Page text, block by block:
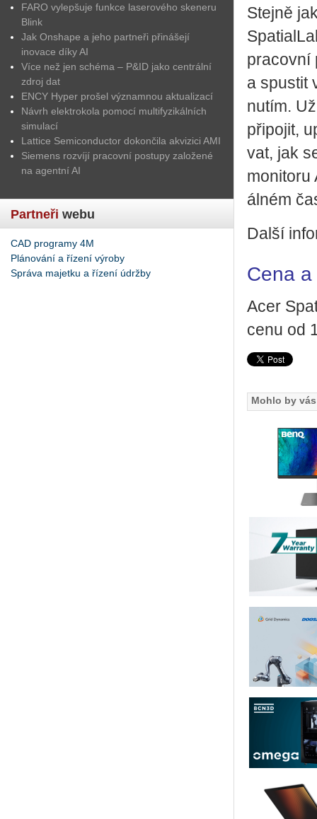
FARO vylepšuje funkce laserového skeneru
Blink
Jak Onshape a jeho partneři přinášejí
inovace díky AI
Více než jen schéma – P&ID jako centrální
zdroj dat
ENCY Hyper prošel významnou aktualizací
Návrh elektrokola pomocí multifyzikálních
simulací
Lattice Semiconductor dokončila akvizici AMI
Siemens rozvíjí pracovní postupy založené
na agentní AI
Partneři webu
CAD programy 4M
Plánování a řízení výroby
Správa majetku a řízení údržby
Stej­ně
pra­cov­ní
a spus­tit
nu­tím.
při­po­jit,
vat, jak
mo­ni­to­ru
ál­ném
Další
Cena
Acer
cenu od
Mohlo by